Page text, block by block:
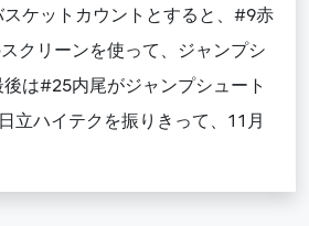
ケットカウントとすると、#9赤
クリーンを使って、ジャンプシ
は#25内尾がジャンプシュート
立ハイテクを振りきって、11月